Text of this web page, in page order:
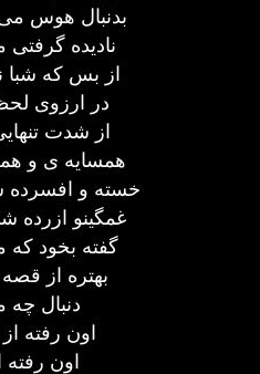
بدنبال هوس
نادیده
از بس که شبا
در ارزوی
از شدت
همسایه ی و
خسته و افسرده
غمگینو ازرده
گفته بخود که
بهتره از
دنبال چه
اون رفته
اون رفته